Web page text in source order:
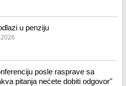
u penziju
posle rasprave sa
pitanja nećete dobiti odgovor"